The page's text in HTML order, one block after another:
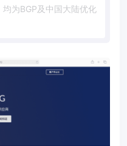
均为BGP及 中国大陆优化